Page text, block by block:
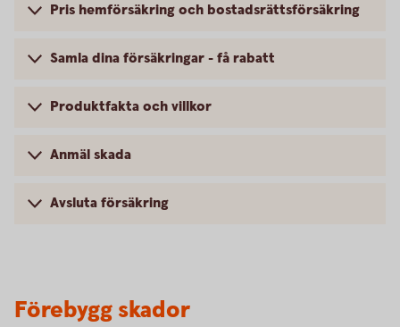
Pris hemförsäkring och bostadsrättsförsäkring
Samla dina försäkringar - få rabatt
Produktfakta och villkor
Anmäl skada
Avsluta försäkring
Förebygg skador